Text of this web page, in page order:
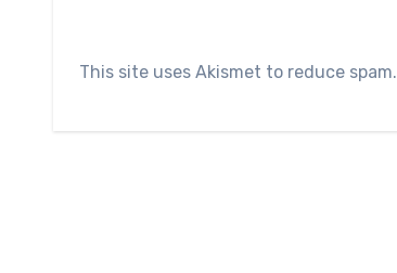
This site uses Akismet to reduce spam.